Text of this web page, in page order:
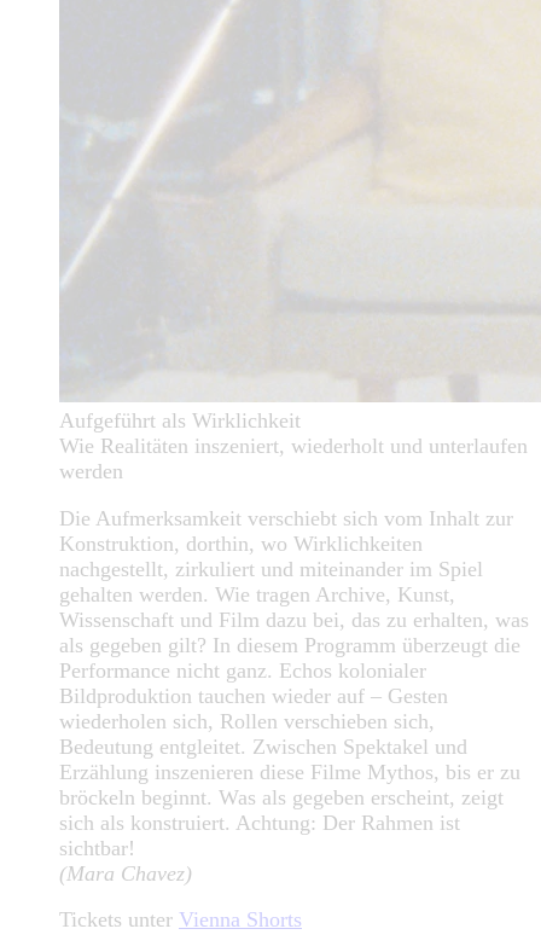
Aufgeführt als Wirklichkeit
Wie Realitäten inszeniert, wiederholt und unterlaufen
werden
Die Aufmerksamkeit verschiebt sich vom Inhalt zur
Konstruktion, dorthin, wo Wirklichkeiten
nachgestellt, zirkuliert und miteinander im Spiel
gehalten werden. Wie tragen Archive, Kunst,
Wissenschaft und Film dazu bei, das zu erhalten, was
als gegeben gilt? In diesem Programm überzeugt die
Performance nicht ganz. Echos kolonialer
Bildproduktion tauchen wieder auf – Gesten
wiederholen sich, Rollen verschieben sich,
Bedeutung entgleitet. Zwischen Spektakel und
Erzählung inszenieren diese Filme Mythos, bis er zu
bröckeln beginnt. Was als gegeben erscheint, zeigt
sich als konstruiert. Achtung: Der Rahmen ist
sichtbar!
(Mara Chavez)
Tickets unter Vienna Shorts